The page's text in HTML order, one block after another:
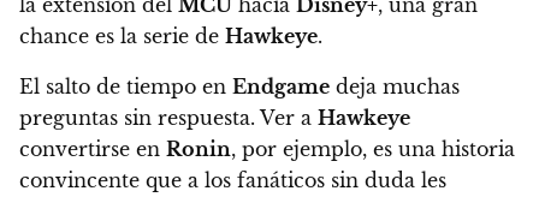
chance es la serie de Hawkeye.
El salto de tiempo en Endgame deja muchas
preguntas sin respuesta.Ver a Hawkeye
convertirse en Ronin, por ejemplo, es una historia
convincente que a los fanáticos sin duda les